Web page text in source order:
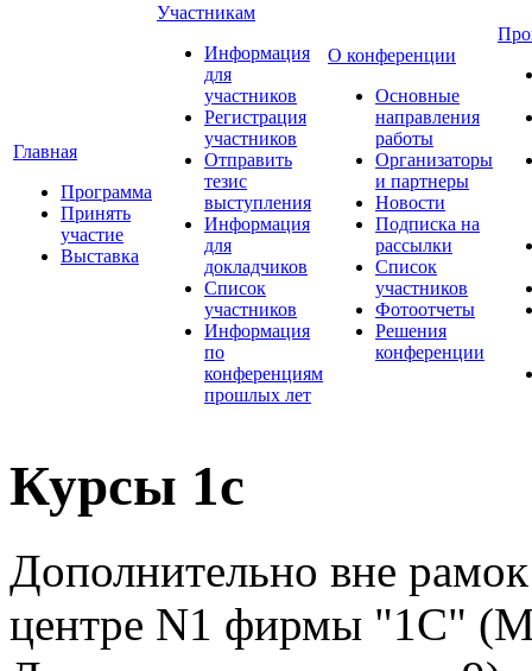
Главная
Программа
Принять
участие
Выставка
Участникам
Информация
для
участников
Регистрация
участников
Отправить
тезис
выступления
Информация
для
докладчиков
Список
участников
Информация
по
конференциям
прошлых лет
О конференции
Основные
направления
работы
Организаторы
и партнеры
Новости
Подписка на
рассылки
Список
участников
Фотоотчеты
Решения
конференции
Курсы 1с
Дополнительно вне
центре N1 фирмы "1С"